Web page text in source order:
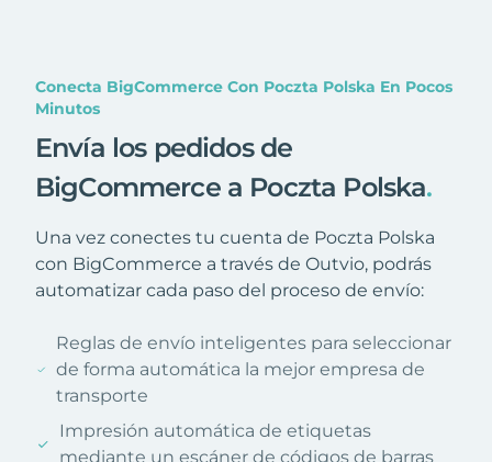
Conecta BigCommerce Con Poczta Polska En Pocos
Minutos
Envía los pedidos de
BigCommerce a Poczta Polska.
Una vez conectes tu cuenta de Poczta Polska
con BigCommerce a través de Outvio, podrás
automatizar cada paso del proceso de envío:
Reglas de envío inteligentes para seleccionar
de forma automática la mejor empresa de
transporte
Impresión automática de etiquetas
mediante un escáner de códigos de barras